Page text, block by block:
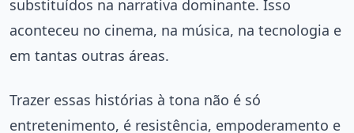
substituídos na narrativa dominante. Isso
aconteceu no cinema, na música, na tecnologia e
em tantas outras áreas.
Trazer essas histórias à tona não é só
entretenimento, é resistência, empoderamento e